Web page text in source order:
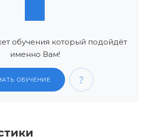
обучения который подойдёт
именно Вам!
ОБУЧЕНИЕ